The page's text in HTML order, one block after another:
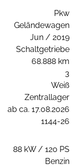
Pkw
Geländewagen
Jun / 2019
Schaltgetriebe
68.888 km
3
Weiß
Zentrallager
ab ca. 17.08.2026
1144-26
88 kW / 120 PS
Benzin